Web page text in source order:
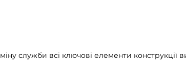
служби всі ключові елементи конструкції